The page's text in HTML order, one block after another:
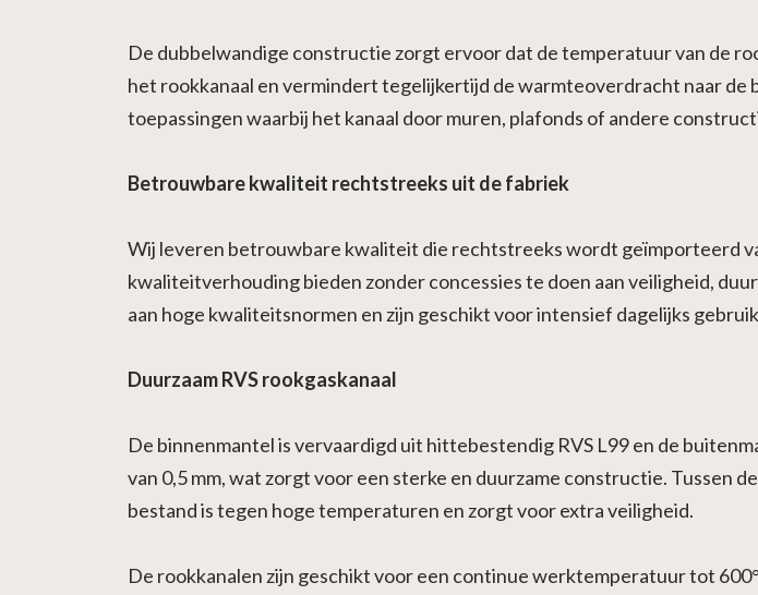
De dubbelwandige constructie zorgt ervoor dat de temperatuur van de
het rookkanaal en vermindert tegelijkertijd de warmteoverdracht naar de
toepassingen waarbij het kanaal door muren, plafonds of andere
Betrouwbare kwaliteit rechtstreeks uit de fabriek
Wij leveren betrouwbare kwaliteit die rechtstreeks wordt geïmporteerd
kwaliteitverhouding bieden zonder concessies te doen aan veiligheid,
aan hoge kwaliteitsnormen en zijn geschikt voor intensief dagelijks
Duurzaam RVS rookgaskanaal
De binnenmantel is vervaardigd uit hittebestendig RVS L99 en de
van 0,5 mm, wat zorgt voor een sterke en duurzame constructie. Tussen
bestand is tegen hoge temperaturen en zorgt voor extra veiligheid.
De rookkanalen zijn geschikt voor een continue werktemperatuur tot